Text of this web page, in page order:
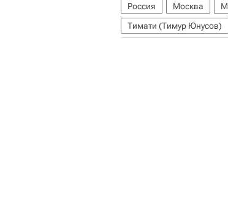
Россия Москва
Тимати (Тимур Юнусов)